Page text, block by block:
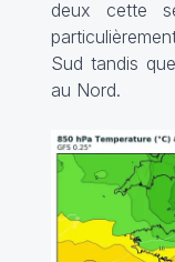
deux cette
Sud tandis
au Nord.